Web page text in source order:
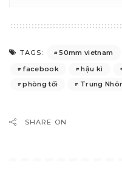
TAGS: 50mm vietnam
facebook
hậu kì
phòng tối
Trung
SHARE ON